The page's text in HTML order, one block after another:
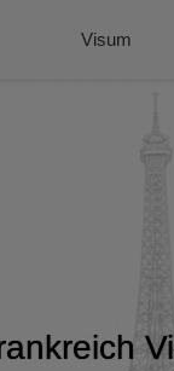
Visum